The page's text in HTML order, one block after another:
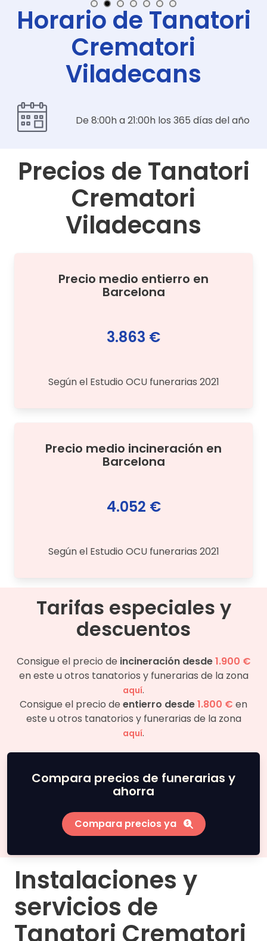
Horario de Tanatori
Crematori
Viladecans
De 8:00h a 21:00h los 365 días del año
Precios de Tanatori
Crematori
Viladecans
Precio medio entierro en
Barcelona
3.863 €
Según el Estudio OCU funerarias 2021
Precio medio incineración en
Barcelona
4.052 €
Según el Estudio OCU funerarias 2021
Tarifas especiales y
descuentos
Consigue el precio de incineración desde1.900 €
en este u otros tanatorios y funerarias de la zona
aquí.
Consigue el precio de entierro desde1.800 € en
este u otros tanatorios y funerarias de la zona
aquí.
Compara precios de funerarias y
ahorra
Compara precios ya
Instalaciones y
servicios de
Tanatori Crematori